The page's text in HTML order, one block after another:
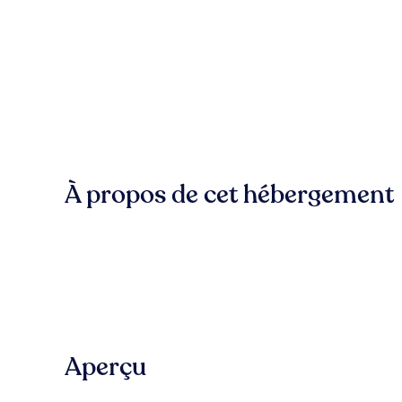
À propos de cet hébergement
Aperçu